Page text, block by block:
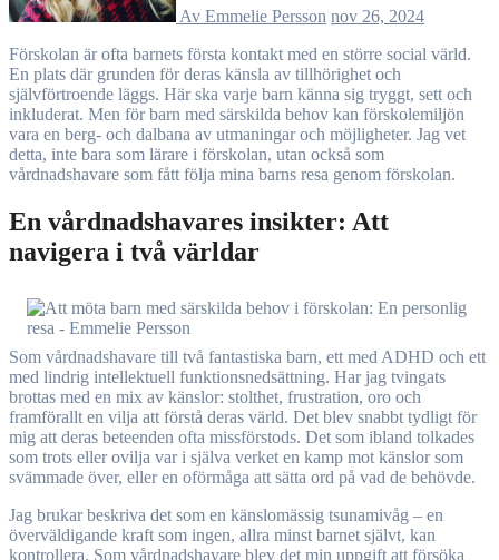
Av Emmelie Persson nov 26, 2024
Förskolan är ofta barnets första kontakt med en större social värld.
En plats där grunden för deras känsla av tillhörighet och
självförtroende läggs. Här ska varje barn känna sig tryggt, sett och
inkluderat. Men för barn med särskilda behov kan förskolemiljön
vara en berg- och dalbana av utmaningar och möjligheter. Jag vet
detta, inte bara som lärare i förskolan, utan också som
vårdnadshavare som fått följa mina barns resa genom förskolan.
En vårdnadshavares insikter: Att
navigera i två världar
Som vårdnadshavare till två fantastiska barn, ett med ADHD och ett
med lindrig intellektuell funktionsnedsättning. Har jag tvingats
brottas med en mix av känslor: stolthet, frustration, oro och
framförallt en vilja att förstå deras värld. Det blev snabbt tydligt för
mig att deras beteenden ofta missförstods. Det som ibland tolkades
som trots eller ovilja var i själva verket en kamp mot känslor som
svämmade över, eller en oförmåga att sätta ord på vad de behövde.
Jag brukar beskriva det som en känslomässig tsunamivåg – en
överväldigande kraft som ingen, allra minst barnet självt, kan
kontrollera. Som vårdnadshavare blev det min uppgift att försöka